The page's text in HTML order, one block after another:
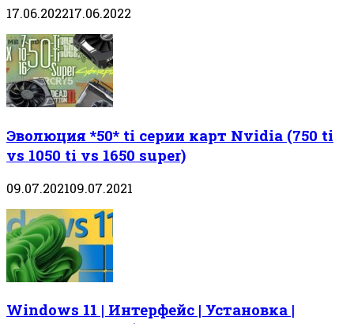
17.06.202217.06.2022
Эволюция *50* ti серии карт Nvidia (750 ti
vs 1050 ti vs 1650 super)
09.07.202109.07.2021
Windows 11 | Интерфейс | Установка |